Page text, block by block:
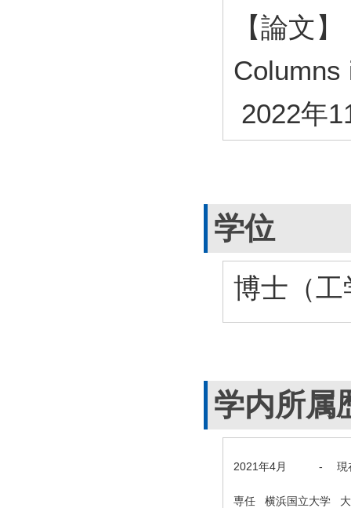
【論文
Columns
2022年
学位
博士（
学内所属
2021年4月 - 現
専任 横浜国立大学 大